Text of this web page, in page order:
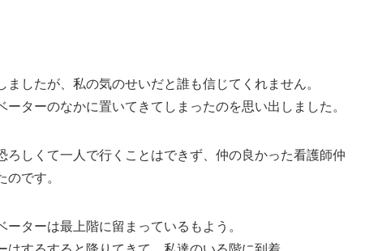
したが、私の気のせいだと誰も信じてくれません。
ターのなかに置いてきてしまったのを思い出しました。
しくて一人で行くことはできず、仲の良かった看護師仲
です。
ターは最上階に留まっているもよう。